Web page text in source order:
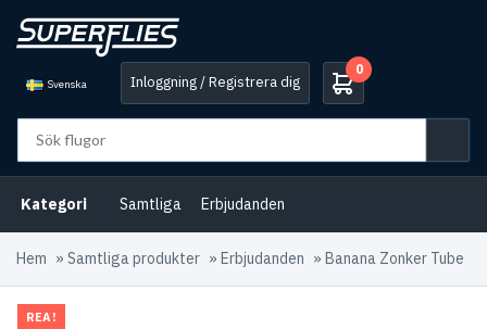
Svenska Inloggning / Registrera dig
0
Kategori Samtliga Erbjudanden
Hem » Samtliga produkter » Erbjudanden » Banana Zonker Tube
REA!